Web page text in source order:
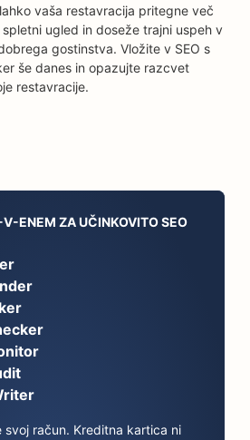
vaša restavracija pritegne več
ugled in doseže trajni uspeh v
gostinstva. Vložite v SEO s
še danes in opazujte razcvet
restavracije.
ENEM ZA UČINKOVITO SEO
svoj račun. Kreditna kartica ni